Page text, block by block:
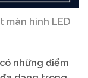
màn hình LED
những điểm